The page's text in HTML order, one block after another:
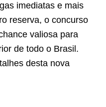
imediatas e mais
reserva, o concurso
valiosa para
de todo o Brasil.
desta nova